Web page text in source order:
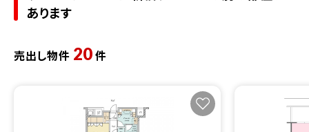
あります
売出し物件 20件